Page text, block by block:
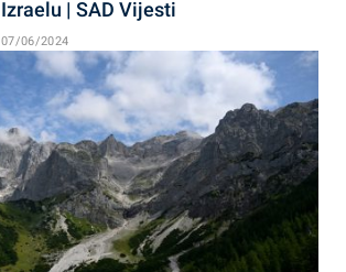
Izraelu | SAD Vijesti
07/06/2024